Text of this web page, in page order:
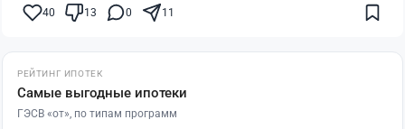
40 13 0 11
РЕЙТИНГ ИПОТЕК
Самые выгодные ипотеки
ГЭСВ «от», по типам программ